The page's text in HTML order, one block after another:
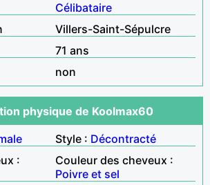
Célibataire
Villers-Saint-Sépulcre
71 ans
non
physique de Koolmax60
Style : Décontracté
:
Couleur des cheveux :
Poivre et sel